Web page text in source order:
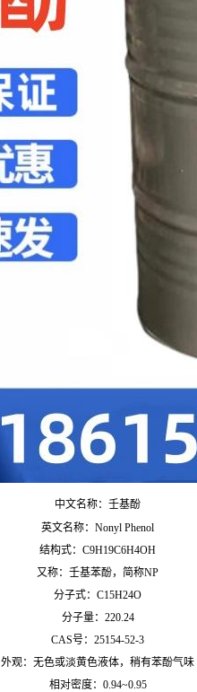
中文名称：壬基酚
英文名称：Nonyl Phenol
结构式：C9H19C6H4OH
又称：壬基苯酚，简称NP
分子式：C15H24O
分子量：220.24
CAS号：25154-52-3
外观：无色或淡黄色液体，稍有苯酚气味
相对密度：0.94~0.95